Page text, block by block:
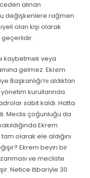
alınan
değişkenlere rağmen
olan kişi olarak
geçerlidir.
kaybetmek veya
gelmez. Ekrem
Başkanlığı’nı aldıktan
kurullarında
sabit kaldı. Hatta
Meclis çoğunluğu da
Ekrem
olarak ele aldığını
Ekrem beyin bir
ve mecliste
Netice itibariyle 30